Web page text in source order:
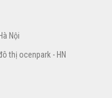
Nội
thị ocenpark - HN